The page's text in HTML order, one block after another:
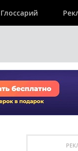
Глоссарий